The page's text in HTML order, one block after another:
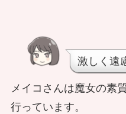
激しく遠
メイコさんは魔女の素
行っています。